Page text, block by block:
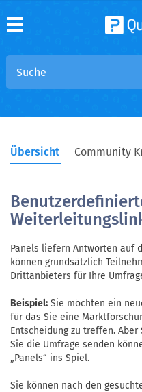
Übersicht Community
Panels liefern Antworten auf
können grundsätzlich
Drittanbieters für Ihre
Beispiel: Sie möchten ein
für das Sie eine
Entscheidung zu treffen.
Sie die Umfrage senden
„Panels“ ins Spiel.
Sie können nach den